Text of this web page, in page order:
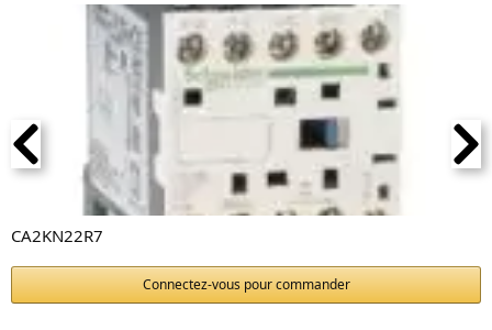
CA2KN22R7
Connectez-vous pour commander